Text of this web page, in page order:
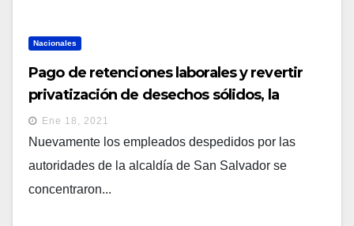
Nacionales
Pago de retenciones laborales y revertir
privatización de desechos sólidos, la
petición a Ernesto Muyshondt de
trabajadores despedidos
Ene 18, 2021
Nuevamente los empleados despedidos por las
autoridades de la alcaldía de San Salvador se
concentraron...